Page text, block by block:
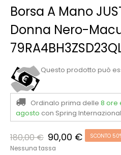
Borsa A Mano
Donna Nero-
Questo prodotto può
Ordinalo prima delle 8 ore
agosto con Spring
180,00 € 90,00 € SCONTO
Nessuna tassa